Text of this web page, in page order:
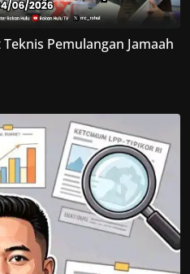
Pemulangan Jamaah